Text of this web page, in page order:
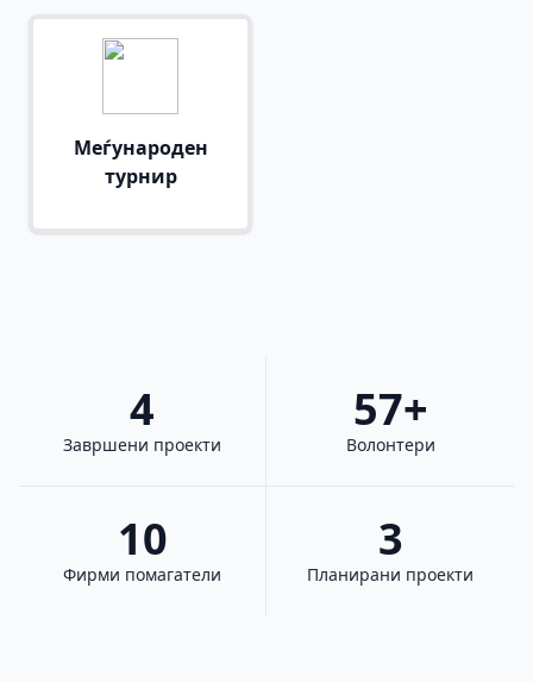
Меѓународен
турнир
4
Завршени проекти
57+
Волонтери
10
Фирми помагатели
3
Планирани проекти